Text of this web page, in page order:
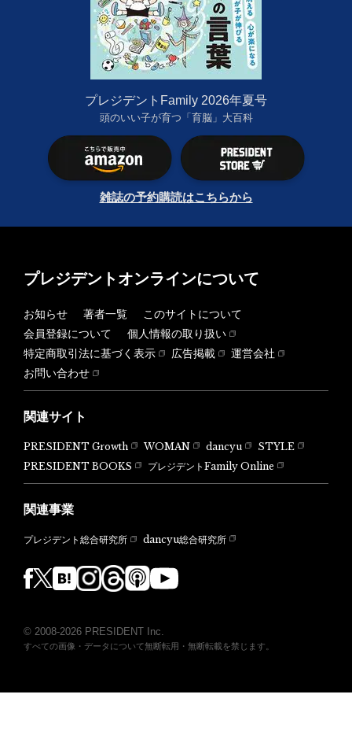
プレジデントFamily 2026年夏号
頭のいい子が育つ「育脳」大百科
雑誌の予約購読はこちらから
プレジデントオンラインについて
お知らせ 著者一覧
このサイトについて
会員登録について
個人情報の取り扱い
特定商取引法に基づく表示
広告掲載
運営会社
お問い合わせ
関連サイト
PRESIDENT Growth WOMAN dancyu
STYLE
PRESIDENT BOOKS
プレジデントFamily Online
関連事業
プレジデント総合研究所 dancyu総合研究所
© 2008-2026 PRESIDENT Inc.
すべての画像・データについて無断転用・無断転載を禁じます。